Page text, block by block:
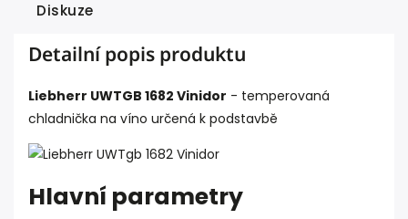
Diskuze
Detailní popis produktu
Liebherr UWTGB 1682 Vinidor - temperovaná
chladnička na víno určená k podstavbě
Hlavní parametry